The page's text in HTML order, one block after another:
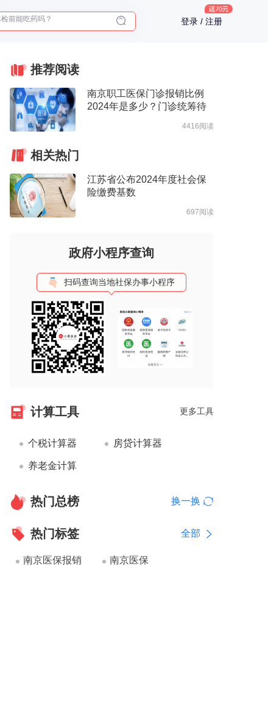
理由告诉你为什么要买保险 登录 / 注册
推荐阅读
南京职工医保门诊报销比例
2024年是多少？门诊统筹待
4416阅读
相关热门
江苏省公布2024年度社会保
险缴费基数
697阅读
政府小程序查询
扫码查询当地社保办事小程序
计算工具 更多工具
个税计算器 房贷计算器
养老金计算
热门总榜 换一换
热门标签 全部
南京医保报销 南京医保